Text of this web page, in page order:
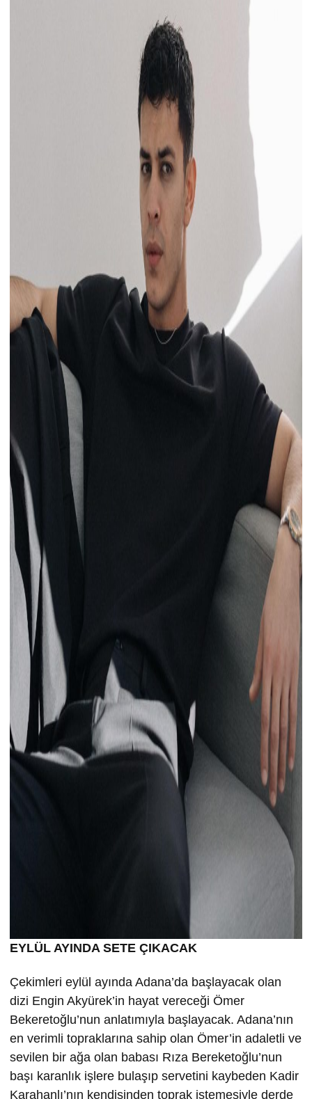
EYLÜL AYINDA SETE ÇIKACAK
Çekimleri eylül ayında Adana’da başlayacak olan
dizi Engin Akyürek’in hayat vereceği Ömer
Bekeretoğlu’nun anlatımıyla başlayacak. Adana’nın
en verimli topraklarına sahip olan Ömer’in adaletli ve
sevilen bir ağa olan babası Rıza Bereketoğlu’nun
başı karanlık işlere bulaşıp servetini kaybeden Kadir
Karahanlı’nın kendisinden toprak istemesiyle derde